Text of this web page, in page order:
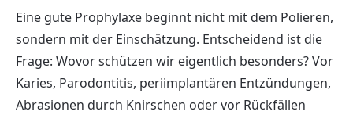
Eine gute Prophylaxe beginnt nicht mit dem Polieren,
sondern mit der Einschätzung. Entscheidend ist die
Frage: Wovor schützen wir eigentlich besonders? Vor
Karies, Parodontitis, periimplantären Entzündungen,
Abrasionen durch Knirschen oder vor Rückfällen